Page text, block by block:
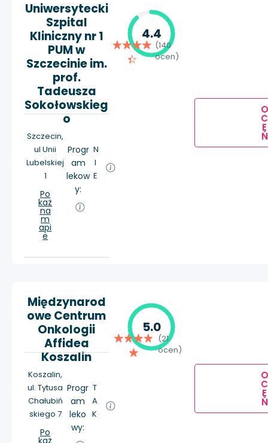
Uniwersytecki
Szpital
Kliniczny nr 1
PUM w
Szczecinie im.
prof.
Tadeusza
Sokołowskieg
o
Szczecin,
ul Unii
Lubelskiej
1
Po
każ
na
m
api
e
Progr
am
lekow
y:
N
I
E
4.4
(140
ocen)
O
C
E
Ń
Międzynarod
owe Centrum
Onkologii
Affidea
Koszalin
Koszalin,
ul. Tytusa
Chałubiń
skiego 7
Po
Progr
am
leko
wy:
T
A
K
5.0
(21
ocen)
O
C
E
Ń